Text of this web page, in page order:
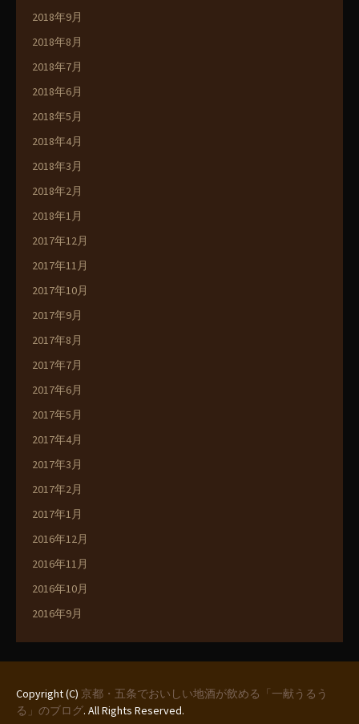
2018年9月
2018年8月
2018年7月
2018年6月
2018年5月
2018年4月
2018年3月
2018年2月
2018年1月
2017年12月
2017年11月
2017年10月
2017年9月
2017年8月
2017年7月
2017年6月
2017年5月
2017年4月
2017年3月
2017年2月
2017年1月
2016年12月
2016年11月
2016年10月
2016年9月
Copyright (C) 京都・五条でおいしい地酒が飲める「一献うるう
る」のブログ. All Rights Reserved.